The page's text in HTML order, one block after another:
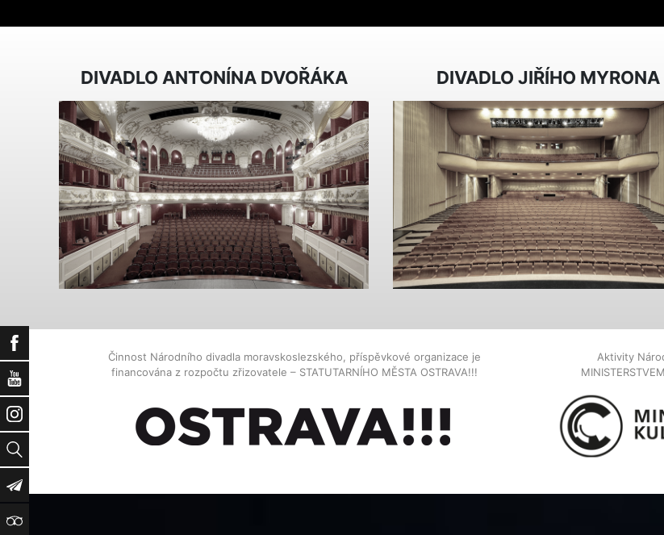
Facebook
YouTube
Instagram
Vyhledat
Newsletter
TripAdvisor
DIVADLO ANTONÍNA DVOŘÁKA DIVADLO JIŘÍHO MYRONA
Činnost Národního divadla moravskoslezského, příspěvkové organizace je
financována z rozpočtu zřizovatele – STATUTARNÍHO MĚSTA OSTRAVA!!!
Aktivity